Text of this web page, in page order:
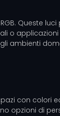
Queste
o
ambienti
con colori
opzioni di